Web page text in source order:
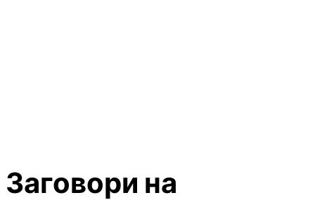
Заговори на